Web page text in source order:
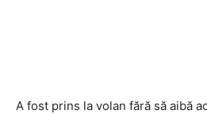
A fost prins la volan fără să aibă